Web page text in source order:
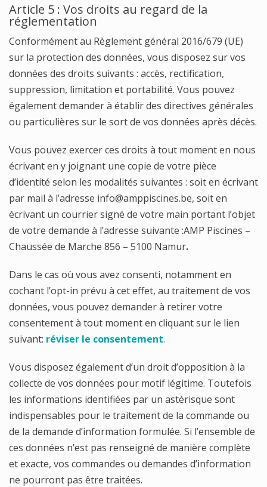
Article 5 : Vos droits au regard de la
réglementation
Conformément au Règlement général 2016/679 (UE)
sur la protection des données, vous disposez sur vos
données des droits suivants : accès, rectification,
suppression, limitation et portabilité. Vous pouvez
également demander à établir des directives générales
ou particulières sur le sort de vos données après décès.
Vous pouvez exercer ces droits à tout moment en nous
écrivant en y joignant une copie de votre pièce
d’identité selon les modalités suivantes : soit en écrivant
par mail à l’adresse info@amppiscines.be, soit en
écrivant un courrier signé de votre main portant l’objet
de votre demande à l’adresse suivante :AMP Piscines –
Chaussée de Marche 856 – 5100 Namur.
Dans le cas où vous avez consenti, notamment en
cochant l’opt-in prévu à cet effet, au traitement de vos
données, vous pouvez demander à retirer votre
consentement à tout moment en cliquant sur le lien
suivant: réviser le consentement.
Vous disposez également d’un droit d’opposition à la
collecte de vos données pour motif légitime. Toutefois
les informations identifiées par un astérisque sont
indispensables pour le traitement de la commande ou
de la demande d’information formulée. Si l’ensemble de
ces données n’est pas renseigné de manière complète
et exacte, vos commandes ou demandes d’information
ne pourront pas être traitées.